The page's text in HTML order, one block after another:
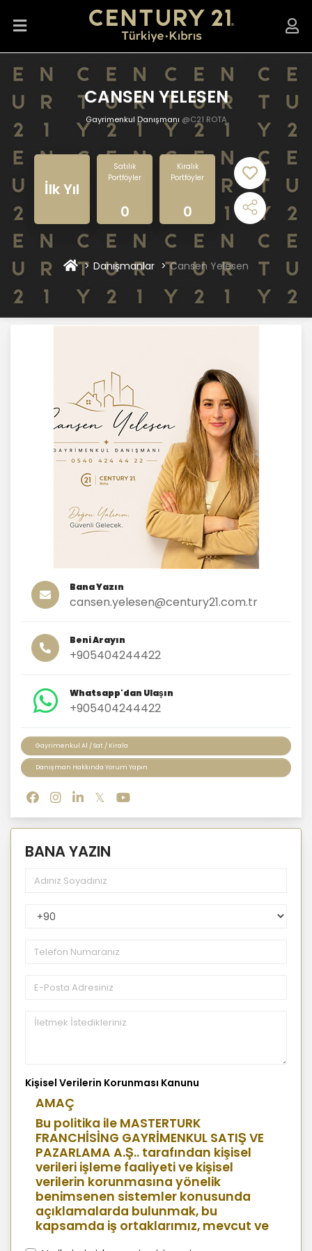
CANSEN YELESEN
Gayrimenkul Danışmanı @C21 ROTA
İlk Yıl
Satılık
Portföyler
0
Kiralık
Portföyler
0
Danışmanlar Cansen Yelesen
Bana Yazın
cansen.yelesen@century21.com.tr
Beni Arayın
+905404244422
Whatsapp'dan Ulaşın
+905404244422
Gayrimenkul Al / Sat / Kirala
Danışman Hakkında Yorum Yapın
BANA YAZIN
PhoneNumberCountryPhoneCode
Kişisel Verilerin Korunması Kanunu
AMAÇ
Bu politika ile MASTERTURK
FRANCHİSİNG GAYRİMENKUL SATIŞ VE
PAZARLAMA A.Ş.. tarafından kişisel
verileri işleme faaliyeti ve kişisel
verilerin korunmasına yönelik
benimsenen sistemler konusunda
açıklamalarda bulunmak, bu
kapsamda iş ortaklarımız, mevcut ve